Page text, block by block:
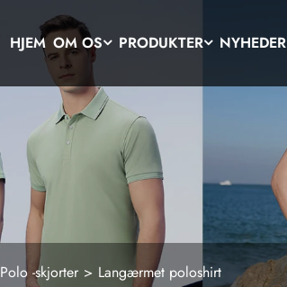
HJEM OM OS PRODUKTER NYHEDER
Polo -skjorter Langærmet poloshirt